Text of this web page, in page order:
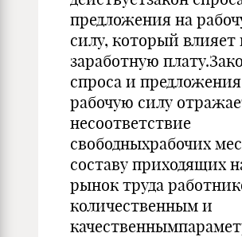
предложения на
силу, который влияет
заработную
спроса и
рабочую силу
несоответствие
свободныхрабочих
составу приходящих
рынок труда
количественным и